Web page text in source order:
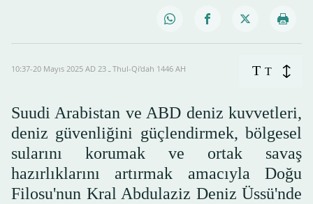
10:37-20 Mayıs 2025 AD ـ 23 Thul-Qi’dah 1446 AH T T
Suudi Arabistan ve ABD deniz kuvvetleri,
deniz güvenliğini güçlendirmek, bölgesel
sularını korumak ve ortak savaş
hazırlıklarını artırmak amacıyla Doğu
Filosu'nun Kral Abdulaziz Deniz Üssü'nde